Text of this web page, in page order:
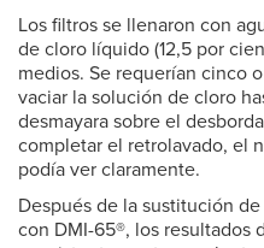
Los filtros se llenaron con
de cloro líquido (12,5 por
medios. Se requerían cinco
vaciar la solución de cloro
desmayara sobre el
completar el retrolavado, el
podía ver claramente.
Después de la sustitución
con DMI-65®, los resultados